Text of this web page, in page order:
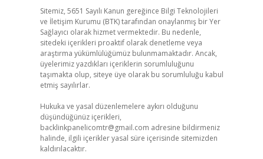
Sitemiz, 5651 Sayılı Kanun gereğince Bilgi Teknolojileri
ve İletişim Kurumu (BTK) tarafından onaylanmış bir Yer
Sağlayıcı olarak hizmet vermektedir. Bu nedenle,
sitedeki içerikleri proaktif olarak denetleme veya
araştırma yükümlülüğümüz bulunmamaktadır. Ancak,
üyelerimiz yazdıkları içeriklerin sorumluluğunu
taşımakta olup, siteye üye olarak bu sorumluluğu kabul
etmiş sayılırlar.
Hukuka ve yasal düzenlemelere aykırı olduğunu
düşündüğünüz içerikleri,
backlinkpanelicomtr@gmail.com adresine bildirmeniz
halinde, ilgili içerikler yasal süre içerisinde sitemizden
kaldırılacaktır.